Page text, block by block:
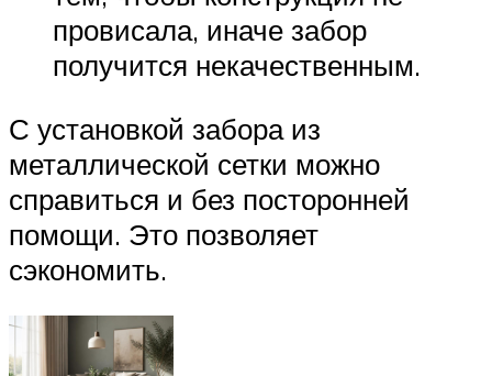
провисала, иначе забор
получится некачественным.
С установкой забора из
металлической сетки можно
справиться и без посторонней
помощи. Это позволяет
сэкономить.